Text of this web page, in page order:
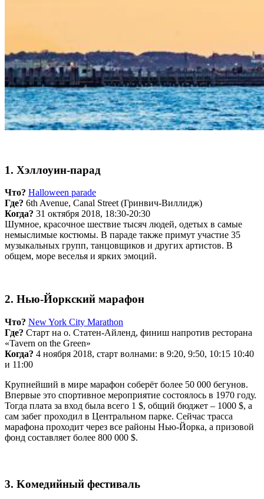
1. Хэллоуин-парад
Что? Halloween parade
Где? 6th Avenue, Canal Street (Гринвич-Виллидж)
Когда? 31 октября 2018, 18:30-20:30
Шумное, красочное шествие тысяч людей, одетых в самые
немыслимые костюмы. В параде также примут участие 35
музыкальных групп, танцовщиков и других артистов. В
общем, море веселья и ярких эмоций.
2. Нью-Йоркский марафон
Что? New York City Marathon
Где? Старт на о. Статен-Айленд, финиш напротив ресторана
«Tavern on the Green»
Когда? 4 ноября 2018, старт волнами: в 9:20, 9:50, 10:15 10:40
и 11:00
Крупнейший в мире марафон соберёт более 50 000 бегунов.
Впервые это спортивное мероприятие состоялось в 1970 году.
Тогда плата за вход была всего 1 $, общий бюджет – 1000 $, а
сам забег проходил в Центральном парке. Сейчас трасса
марафона проходит через все районы Нью-Йорка, а призовой
фонд составляет более 800 000 $.
3. Koмeдийный фecтивaль